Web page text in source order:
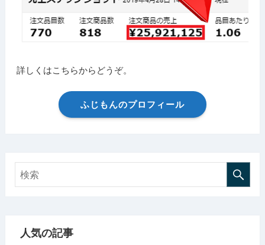
詳しくはこちらからどうぞ。
ふじもんのプロフィール
人気の記事